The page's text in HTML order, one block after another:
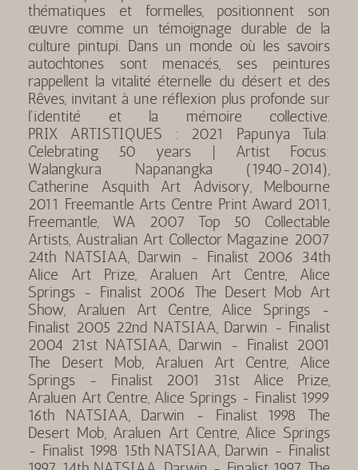
thématiques et formelles, positionnent son
œuvre comme un témoignage durable de la
culture pintupi. Dans un monde où les savoirs
autochtones sont menacés, ses peintures
rappellent la vitalité éternelle du désert et des
Rêves, invitant à une réflexion plus profonde sur
l'identité et la mémoire collective.
PRIX ARTISTIQUES : 2021 Papunya Tula:
Celebrating 50 years | Artist Focus:
Walangkura Napanangka (1940-2014),
Catherine Asquith Art Advisory, Melbourne
2011 Freemantle Arts Centre Print Award 2011,
Freemantle, WA 2007 Top 50 Collectable
Artists, Australian Art Collector Magazine 2007
24th NATSIAA, Darwin - Finalist 2006 34th
Alice Art Prize, Araluen Art Centre, Alice
Springs - Finalist 2006 The Desert Mob Art
Show, Araluen Art Centre, Alice Springs -
Finalist 2005 22nd NATSIAA, Darwin - Finalist
2004 21st NATSIAA, Darwin - Finalist 2001
The Desert Mob, Araluen Art Centre, Alice
Springs - Finalist 2001 31st Alice Prize,
Araluen Art Centre, Alice Springs - Finalist 1999
16th NATSIAA, Darwin - Finalist 1998 The
Desert Mob, Araluen Art Centre, Alice Springs
- Finalist 1998 15th NATSIAA, Darwin - Finalist